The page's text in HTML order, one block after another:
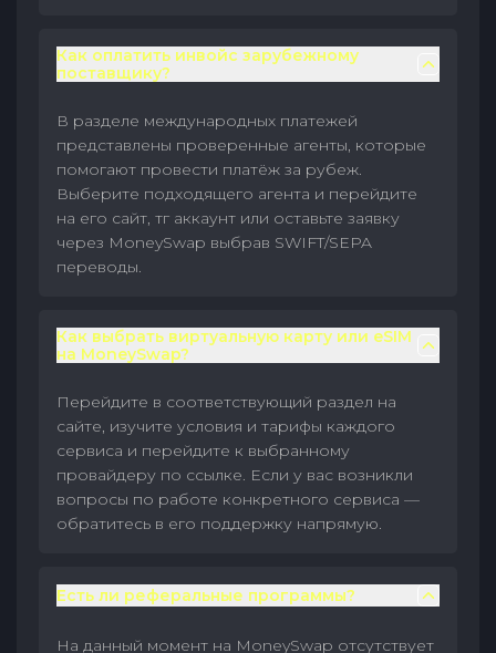
Как оплатить инвойс зарубежному
поставщику?
В разделе международных платежей
представлены проверенные агенты, которые
помогают провести платёж за рубеж.
Выберите подходящего агента и перейдите
на его сайт, тг аккаунт или оставьте заявку
через MoneySwap выбрав SWIFT/SEPA
переводы.
Как выбрать виртуальную карту или eSIM
на MoneySwap?
Перейдите в соответствующий раздел на
сайте, изучите условия и тарифы каждого
сервиса и перейдите к выбранному
провайдеру по ссылке. Если у вас возникли
вопросы по работе конкретного сервиса —
обратитесь в его поддержку напрямую.
Есть ли реферальные программы?
На данный момент на MoneySwap отсутствует